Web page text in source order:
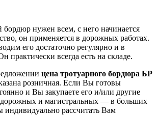
нужен всем, с него начинается
он применяется в дорожных работах.
его достаточно регулярно и в
практически всегда есть на складе.
цена тротуарного бордюра БР
розничная. Если Вы готовы
и Вы закупаете его и/или другие
и магистральных — в больших
индивидуально рассчитать Вам